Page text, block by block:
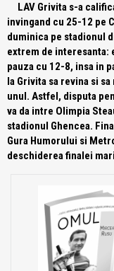
LAV Grivita s-a
invingand cu 25-12 pe
duminica pe stadionul
extrem de interesanta:
pauza cu 12-8, insa in
la Grivita sa revina si
unul. Astfel, disputa
va da intre Olimpia
stadionul Ghencea.
Gura Humorului si
deschiderea finalei